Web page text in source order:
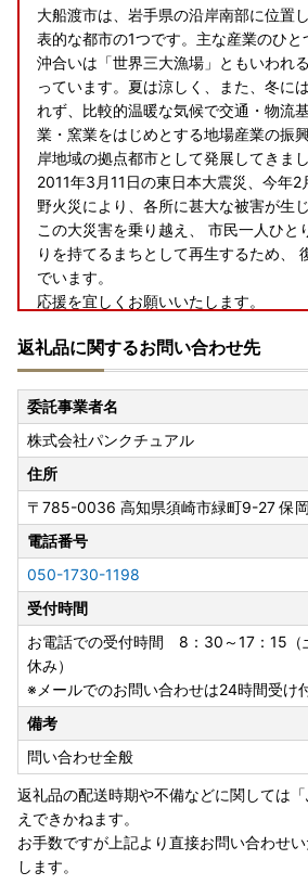
大船渡市は、岩手県の沿岸南部に位置
表的な都市の1つです。主な産業のひ
沖合いは「世界三大漁場」ともいわれ
っています。夏は涼しく、また、冬に
れず、比較的温暖な気候で交通・物流
業・窯業をはじめとする地場産業の振
岸地域の拠点都市として発展してきまし
2011年3月11日の東日本大震災、今年2
野火災により、各所に甚大な被害が生じ
この大災害を乗り越え、 市民一人ひと
りを持てるまちとして再生するため、
でいます。
応援を宜しくお願いいたします。
※お申込みいただく前に必ず下記をご確
■返礼品について■
【申込前の確認事項】
返礼品の発送予定は、お選びいただい
ます。各返礼品の詳細ページにある「
え、お申し込みください。また、時期
集中するため、発送までにお時間をい
すので、予めご了承くださいますよう
なお、長期間不在となる予定がある場
をご記載いただくか、事前にお問い合
い。ただし、具体的な配達日や時間の
ねますので、併せてご了承ください。
【申込後（発送前）のご案内】
返礼品の発送が開始される際には、ご
アドレスに通知メールをお送りいたしま
万が一、寄附者様のご都合により返礼
品された場合、再送することはできか
受け取りいただけるようご対応をお願
また、お届け先の変更をご希望の場合
先までお早めにご連絡ください。ただ
よりご希望に添えない場合がございま
返礼品に関するお問い合わせ先
委託事業者名
株式会社パンクチュアル
住所
〒785-0036 高知県須崎市緑町9-27 保
電話番号
050-1730-1198
受付時間
お電話での受付時間 8：30～17：15（
休み）
※メールでのお問い合わせは24時間受け
備考
問い合わせ全般
返礼品の配送時期や不備などに関しては
えできかねます。
お手数ですが上記より直接お問い合わせ
します。